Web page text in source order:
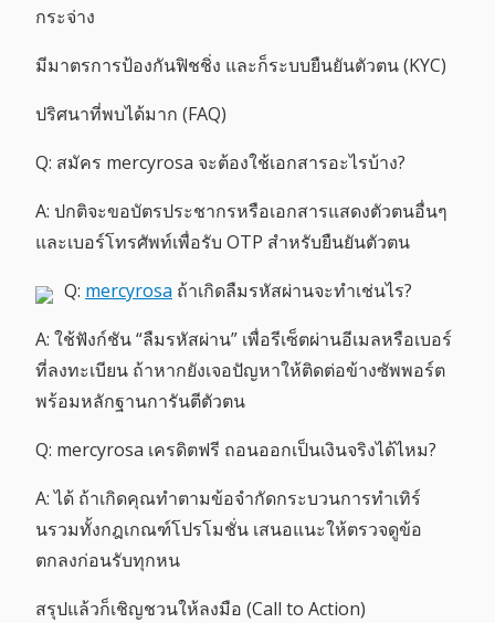
กระจ่าง
มีมาตรการป้องกันฟิชชิ่ง และก็ระบบยืนยันตัวตน (KYC)
ปริศนาที่พบได้มาก (FAQ)
Q: สมัคร mercyrosa จะต้องใช้เอกสารอะไรบ้าง?
A: ปกติจะขอบัตรประชากรหรือเอกสารแสดงตัวตนอื่นๆ
และเบอร์โทรศัพท์เพื่อรับ OTP สำหรับยืนยันตัวตน
Q: mercyrosa ถ้าเกิดลืมรหัสผ่านจะทำเช่นไร?
A: ใช้ฟังก์ชัน “ลืมรหัสผ่าน” เพื่อรีเซ็ตผ่านอีเมลหรือเบอร์
ที่ลงทะเบียน ถ้าหากยังเจอปัญหาให้ติดต่อข้างซัพพอร์ต
พร้อมหลักฐานการันตีตัวตน
Q: mercyrosa เครดิตฟรี ถอนออกเป็นเงินจริงได้ไหม?
A: ได้ ถ้าเกิดคุณทำตามข้อจำกัดกระบวนการทำเทิร์
นรวมทั้งกฎเกณฑ์โปรโมชั่น เสนอแนะให้ตรวจดูข้อ
ตกลงก่อนรับทุกหน
สรุปแล้วก็เชิญชวนให้ลงมือ (Call to Action)